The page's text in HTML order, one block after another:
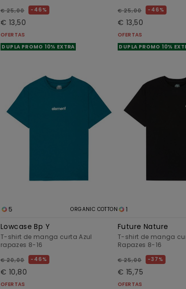
€ 25,00 46%
€ 13,50
OFERTAS
DUPLA PROMO 10% EXTRA
€ 25,00 46%
€ 13,50
OFERTAS
DUPLA PROMO 10%
5 ORGANIC COTTON
Lowcase Bp Y
T-shirt de manga curta Azul
rapazes 8-16
€ 20,00 46%
€ 10,80
OFERTAS
1
Future Nature
T-shirt de manga
Rapazes 8-16
€ 25,00 37%
€ 15,75
OFERTAS